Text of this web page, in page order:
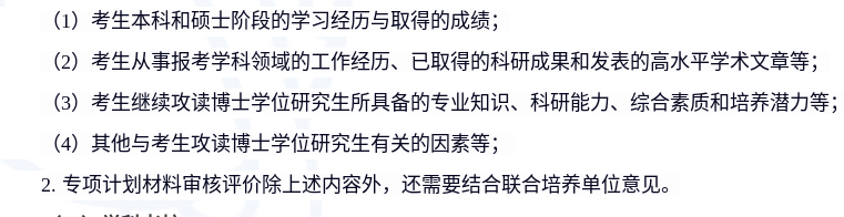
（1）考生本科和硕士阶段的学习经历与取得的成绩；
（2）考生从事报考学科领域的工作经历、已取得的科研成果和发表的高水平学术文章等；
（3）考生继续攻读博士学位研究生所具备的专业知识、科研能力、综合素质和培养潜力等；
（4）其他与考生攻读博士学位研究生有关的因素等；
2. 专项计划材料审核评价除上述内容外，还需要结合联合培养单位意见。